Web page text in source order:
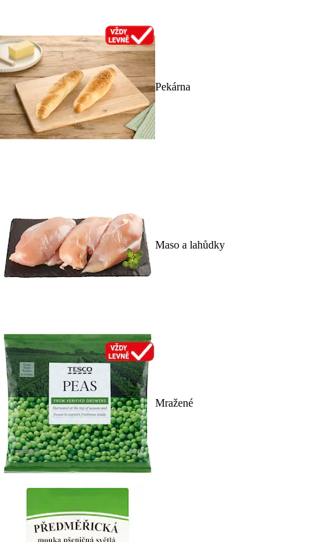
Pekárna
Maso a lahůdky
Mražené